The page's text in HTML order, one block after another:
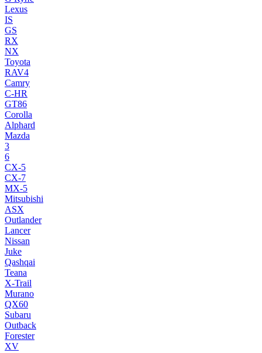
Lexus
IS
GS
RX
NX
Toyota
RAV4
Camry
C-HR
GT86
Corolla
Alphard
Mazda
3
6
CX-5
CX-7
MX-5
Mitsubishi
ASX
Outlander
Lancer
Nissan
Juke
Qashqai
Teana
X-Trail
Murano
QX60
Subaru
Outback
Forester
XV